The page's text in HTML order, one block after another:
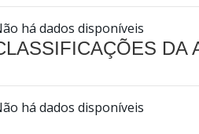
há dados disponíveis
DA
há dados disponíveis